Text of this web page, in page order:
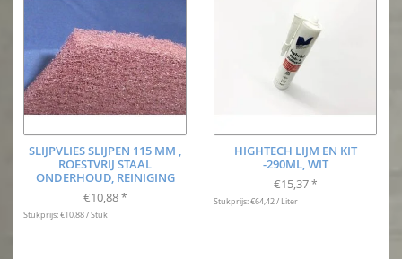
SLIJPVLIES SLIJPEN 115 MM ,
ROESTVRIJ STAAL
ONDERHOUD, REINIGING
€10,88 *
Stukprijs: €10,88 / Stuk
HIGHTECH LIJM EN KIT
-290ML, WIT
€15,37 *
Stukprijs: €64,42 / Liter